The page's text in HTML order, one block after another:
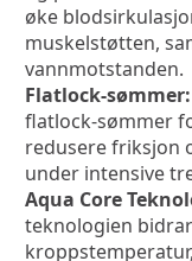
øke
muskelstøtten,
vannmotstanden.
Flatlock-sømmer:
flatlock-sømmer
redusere friksjon
under intensive
Aqua Core
teknologien